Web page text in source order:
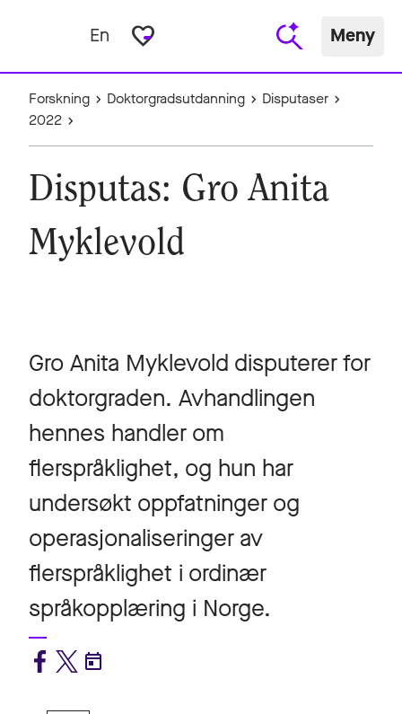
En favorite_border Meny
Forskning Doktorgradsutdanning
Disputaser
2022
Disputas: Gro Anita
Myklevold
Gro Anita Myklevold disputerer for
doktorgraden. Avhandlingen
hennes handler om
flerspråklighet, og hun har
undersøkt oppfatninger og
operasjonaliseringer av
flerspråklighet i ordinær
språkopplæring i Norge.